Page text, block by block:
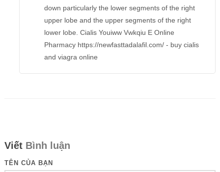
down particularly the lower segments of the right
upper lobe and the upper segments of the right
lower lobe. Cialis Youiww Vwkqiu E Online
Pharmacy https://newfasttadalafil.com/ - buy cialis
and viagra online
Viết Bình luận
TÊN CỦA BẠN